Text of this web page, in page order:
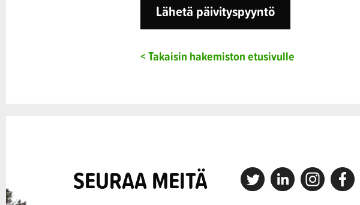
Lähetä päivityspyyntö
< Takaisin hakemiston etusivulle
SEURAA MEITÄ X Linkedin InstagramFacebook